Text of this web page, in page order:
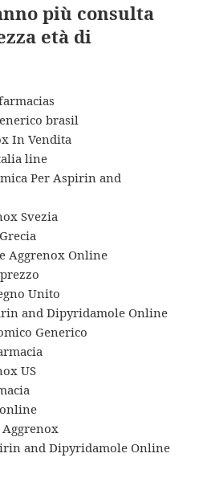
più consulta
età di
brasil
In Vendita
line
Per Aspirin and
Svezia
Aggrenox Online
Unito
and Dipyridamole Online
Generico
US
and Dipyridamole Online